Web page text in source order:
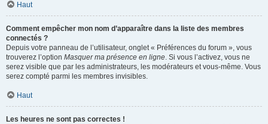
Haut
Comment empêcher mon nom d’apparaître dans la liste des membres
connectés ?
Depuis votre panneau de l’utilisateur, onglet « Préférences du forum », vous
trouverez l’option Masquer ma présence en ligne. Si vous l’activez, vous ne
serez visible que par les administrateurs, les modérateurs et vous-même. Vous
serez compté parmi les membres invisibles.
Haut
Les heures ne sont pas correctes !